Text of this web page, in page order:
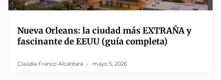
Nueva Orleans: la ciudad más EXTRAÑA y
fascinante de EEUU (guía completa)
Claudia Franco Alcántara mayo 5, 2026